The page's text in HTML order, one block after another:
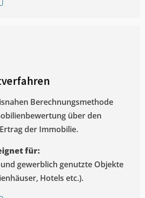
Berechnungsmethode
über den
der Immobilie.
für:
gewerblich genutzte Objekte
Hotels etc.).